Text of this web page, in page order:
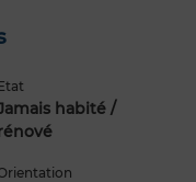
habité /